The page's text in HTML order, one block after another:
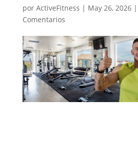
por ActiveFitness | May 26, 2026|
Comentarios